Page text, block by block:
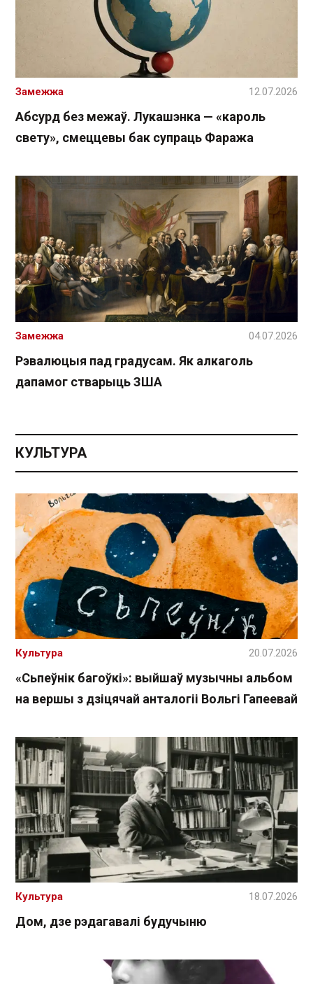
Абсурд без межаў. Лукашэнка — «кароль
свету», смеццевы бак супраць Фаража
Замежжа 12.07.2026
Рэвалюцыя пад градусам. Як алкаголь
дапамог стварыць ЗША
Замежжа 04.07.2026
КУЛЬТУРА
«Сьпеўнік багоўкі»: выйшаў музычны альбом
на вершы з дзіцячай анталогіі Вольгі Гапеевай
Культура 20.07.2026
Дом, дзе рэдагавалі будучыню
Культура 18.07.2026